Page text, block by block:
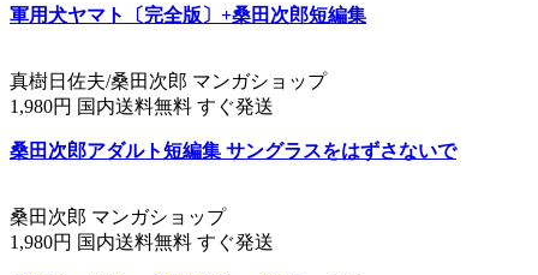
軍用犬ヤマト〔完全版〕+桑田次郎短編集
真樹日佐夫/桑田次郎 マンガショップ
1,980円 国内送料無料 すぐ発送
桑田次郎アダルト短編集 サングラスをはずさないで
桑田次郎 マンガショップ
1,980円 国内送料無料 すぐ発送